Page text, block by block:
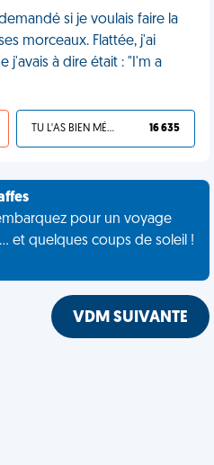
si je voulais faire la
morceaux. Flattée, j'ai
j'avais à dire était : "I'm a
TU L'AS BIEN MÉRITÉ 16 635
pour un voyage
et quelques coups de soleil !
VDM SUIVANTE